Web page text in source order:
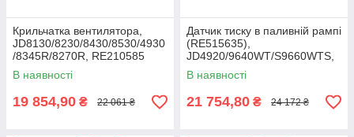
Крильчатка вентилятора,
JD8130/8230/8430/8530/4930
/8345R/8270R, RE210585
В наявності
19 854,90 ₴ 22 061 ₴
Датчик тиску в паливній рампі
(RE515635),
JD4920/9640WT/S9660WTS,
RE520930
В наявності
21 754,80 ₴ 24 172 ₴